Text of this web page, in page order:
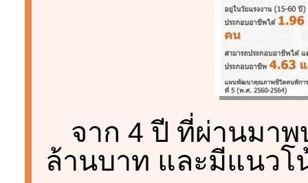
จาก 4 ปี ที่ผ่านมาพ
ล้านบาท และมีแนวโ